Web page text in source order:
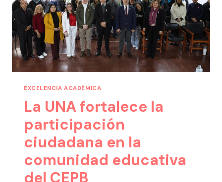
EXCELENCIA ACADÉMICA
La UNA fortalece la
participación
ciudadana en la
comunidad educativa
del CEPB